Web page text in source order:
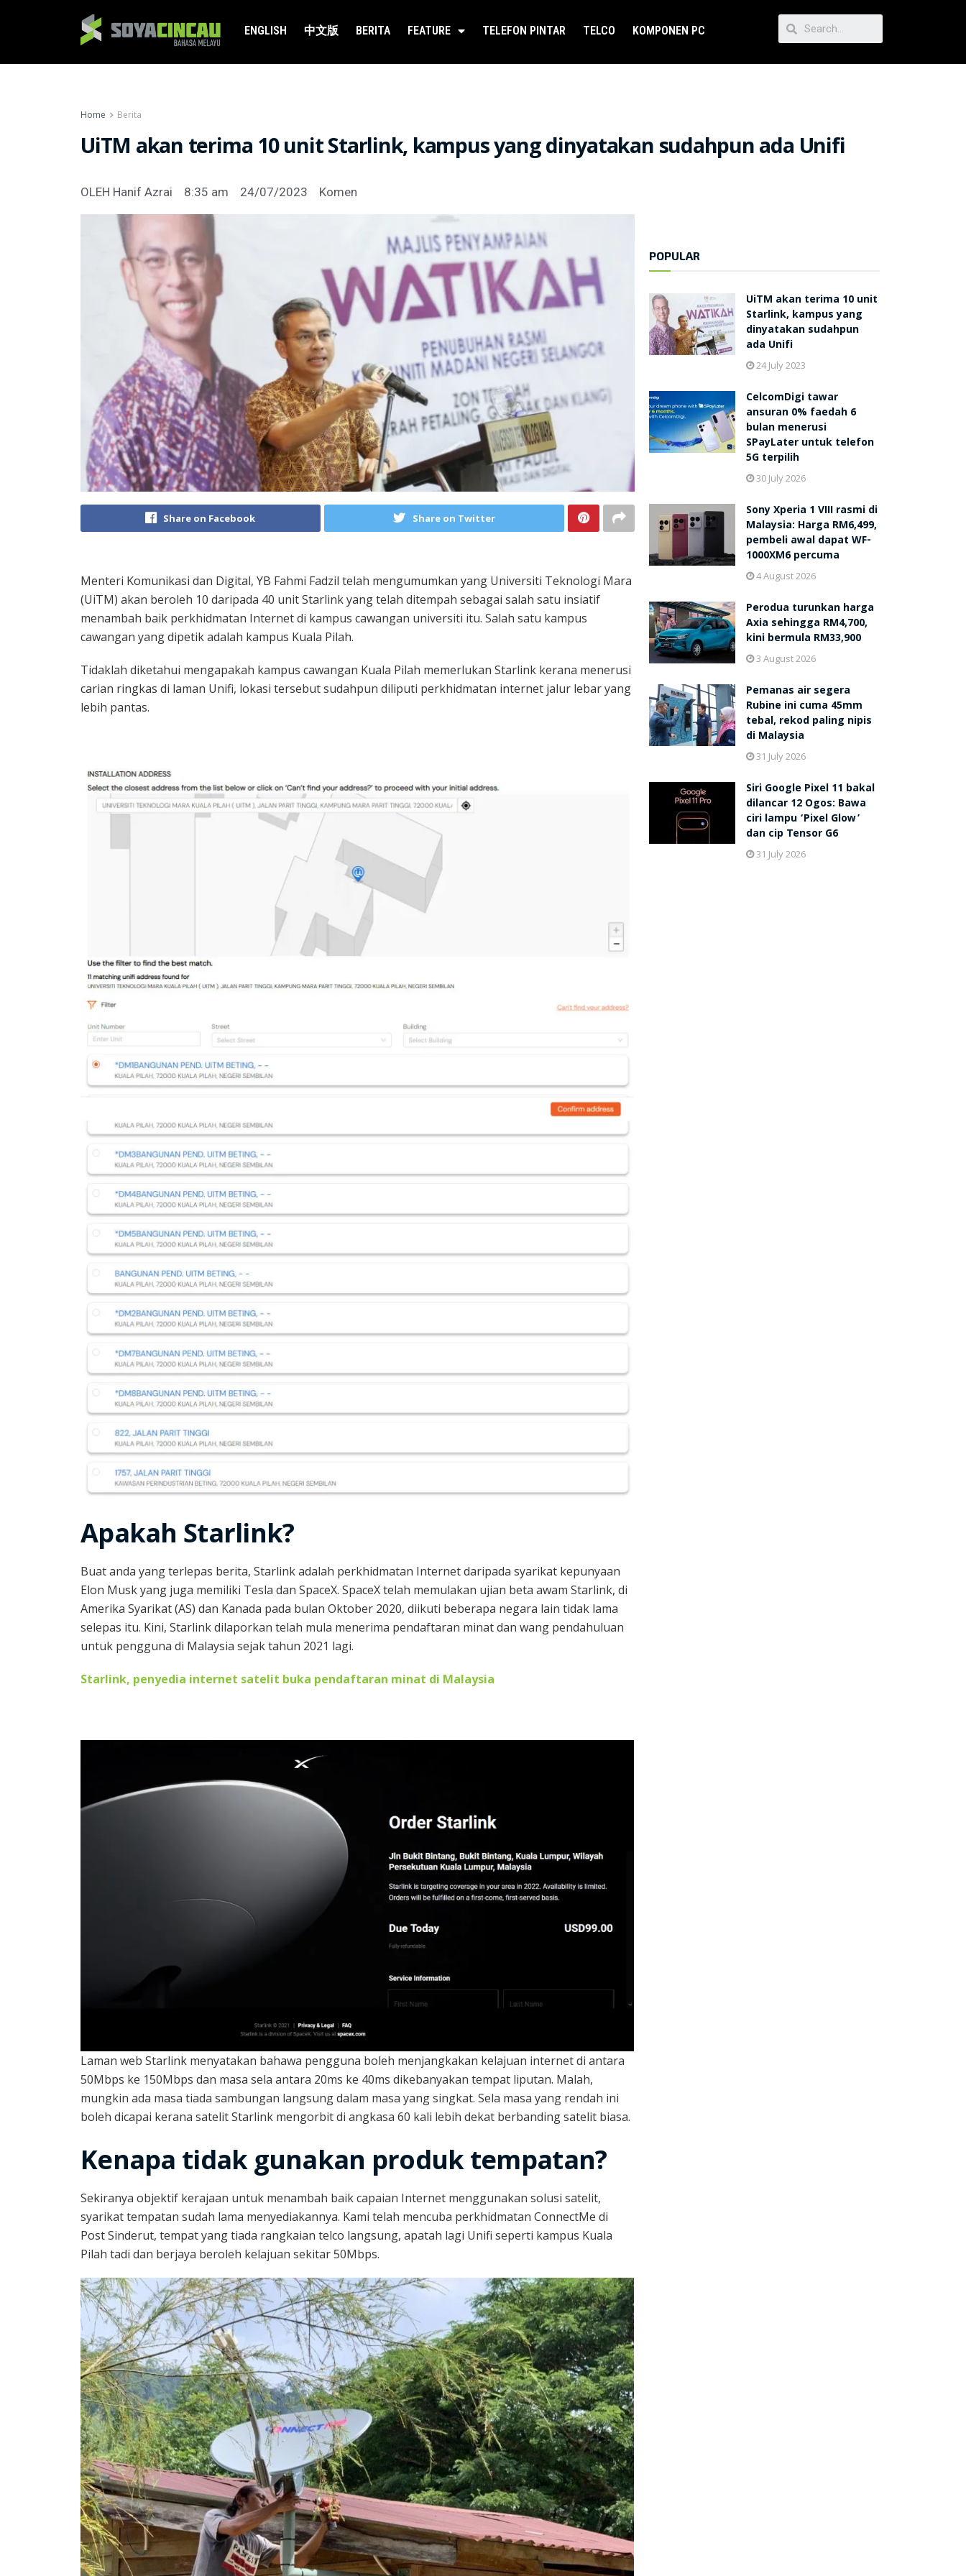
ENGLISH 中文版 BERITA FEATURE TELEFON PINTAR TELCO KOMPONEN PC
Home Berita
UiTM akan terima 10 unit Starlink, kampus yang dinyatakan sudahpun ada Unifi
OLEH Hanif Azrai 8:35 am 24/07/2023 Komen
Share on Facebook Share on Twitter
Menteri Komunikasi dan Digital, YB Fahmi Fadzil telah mengumumkan yang Universiti Teknologi Mara
(UiTM) akan beroleh 10 daripada 40 unit Starlink yang telah ditempah sebagai salah satu insiatif
menambah baik perkhidmatan Internet di kampus cawangan universiti itu. Salah satu kampus
cawangan yang dipetik adalah kampus Kuala Pilah.
Tidaklah diketahui mengapakah kampus cawangan Kuala Pilah memerlukan Starlink kerana menerusi
carian ringkas di laman Unifi, lokasi tersebut sudahpun diliputi perkhidmatan internet jalur lebar yang
lebih pantas.
Apakah Starlink?
Buat anda yang terlepas berita, Starlink adalah perkhidmatan Internet daripada syarikat kepunyaan
Elon Musk yang juga memiliki Tesla dan SpaceX. SpaceX telah memulakan ujian beta awam Starlink, di
Amerika Syarikat (AS) dan Kanada pada bulan Oktober 2020, diikuti beberapa negara lain tidak lama
selepas itu. Kini, Starlink dilaporkan telah mula menerima pendaftaran minat dan wang pendahuluan
untuk pengguna di Malaysia sejak tahun 2021 lagi.
Starlink, penyedia internet satelit buka pendaftaran minat di Malaysia
Laman web Starlink menyatakan bahawa pengguna boleh menjangkakan kelajuan internet di antara
50Mbps ke 150Mbps dan masa sela antara 20ms ke 40ms dikebanyakan tempat liputan. Malah,
mungkin ada masa tiada sambungan langsung dalam masa yang singkat. Sela masa yang rendah ini
boleh dicapai kerana satelit Starlink mengorbit di angkasa 60 kali lebih dekat berbanding satelit biasa.
Kenapa tidak gunakan produk tempatan?
Sekiranya objektif kerajaan untuk menambah baik capaian Internet menggunakan solusi satelit,
syarikat tempatan sudah lama menyediakannya. Kami telah mencuba perkhidmatan ConnectMe di
Post Sinderut, tempat yang tiada rangkaian telco langsung, apatah lagi Unifi seperti kampus Kuala
Pilah tadi dan berjaya beroleh kelajuan sekitar 50Mbps.
POPULAR
UiTM akan terima 10 unit
Starlink, kampus yang
dinyatakan sudahpun
ada Unifi
24 July 2023
CelcomDigi tawar
ansuran 0% faedah 6
bulan menerusi
SPayLater untuk telefon
5G terpilih
30 July 2026
Sony Xperia 1 VIII rasmi di
Malaysia: Harga RM6,499,
pembeli awal dapat WF-
1000XM6 percuma
4 August 2026
Perodua turunkan harga
Axia sehingga RM4,700,
kini bermula RM33,900
3 August 2026
Pemanas air segera
Rubine ini cuma 45mm
tebal, rekod paling nipis
di Malaysia
31 July 2026
Siri Google Pixel 11 bakal
dilancar 12 Ogos: Bawa
ciri lampu ‘Pixel Glow’
dan cip Tensor G6
31 July 2026